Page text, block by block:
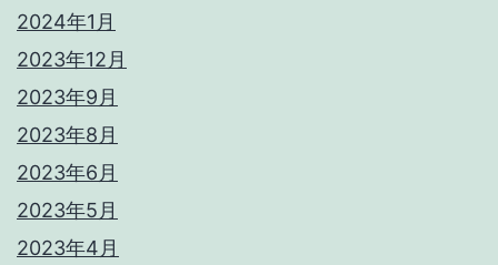
2024年1月
2023年12月
2023年9月
2023年8月
2023年6月
2023年5月
2023年4月